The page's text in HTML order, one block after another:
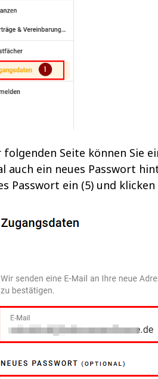
Seite können Sie
auch ein neues Passwort
Passwort ein (5) und